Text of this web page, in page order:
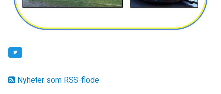
Nyheter som RSS-flöde